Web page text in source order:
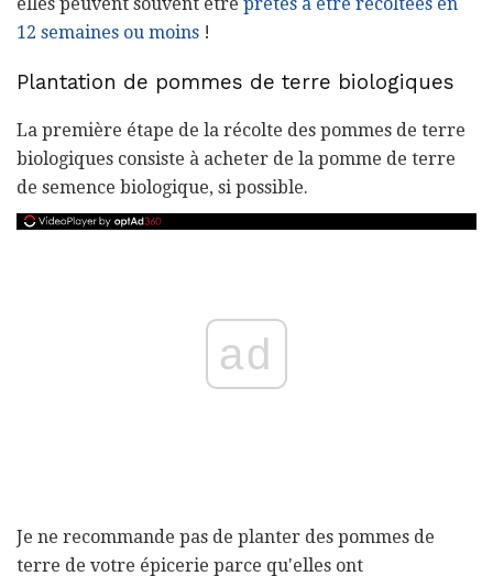
12 semaines ou moins !
Plantation de pommes de terre biologiques
La première étape de la récolte des pommes de terre
biologiques consiste à acheter de la pomme de terre
de semence biologique, si possible.
ad
Je ne recommande pas de planter des pommes de
terre de votre épicerie parce qu'elles ont